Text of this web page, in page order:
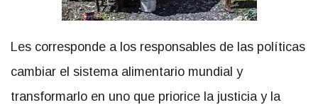
Les corresponde a los responsables de las políticas
cambiar el sistema alimentario mundial y
transformarlo en uno que priorice la justicia y la